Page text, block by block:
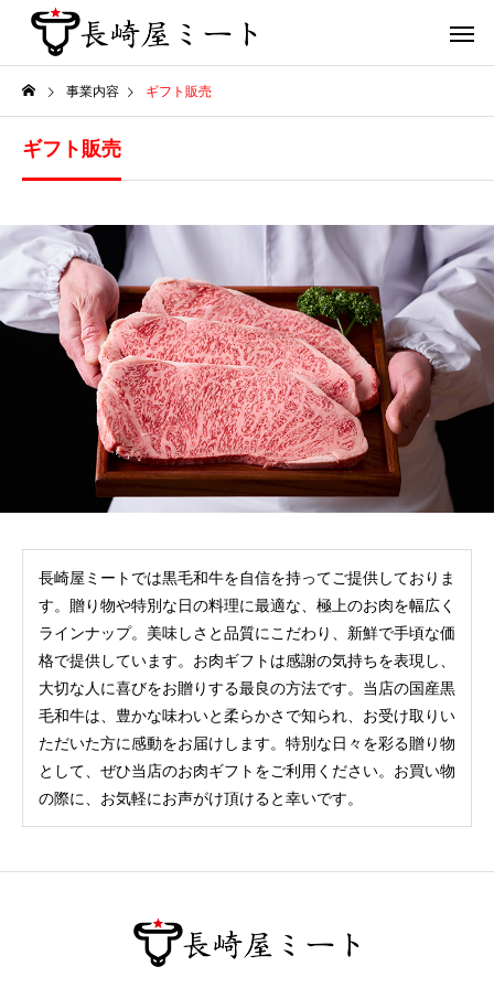
事業内容 ギフト販売
ギフト販売
長崎屋ミートでは黒毛和牛を自信を持ってご提供しておりま
す。贈り物や特別な日の料理に最適な、極上のお肉を幅広く
ラインナップ。美味しさと品質にこだわり、新鮮で手頃な価
格で提供しています。お肉ギフトは感謝の気持ちを表現し、
大切な人に喜びをお贈りする最良の方法です。当店の国産黒
毛和牛は、豊かな味わいと柔らかさで知られ、お受け取りい
ただいた方に感動をお届けします。特別な日々を彩る贈り物
として、ぜひ当店のお肉ギフトをご利用ください。お買い物
の際に、お気軽にお声がけ頂けると幸いです。